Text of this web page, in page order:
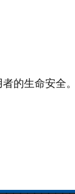
的生命安全。